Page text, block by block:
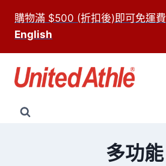
content
購物滿 $500 (折扣後)即可免運費
English
多功能